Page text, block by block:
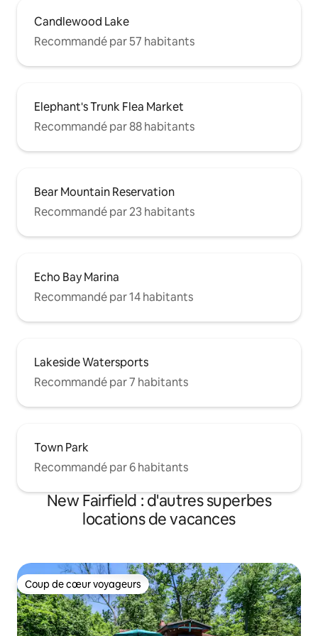
Candlewood Lake
Recommandé par 57 habitants
Elephant's Trunk Flea Market
Recommandé par 88 habitants
Bear Mountain Reservation
Recommandé par 23 habitants
Echo Bay Marina
Recommandé par 14 habitants
Lakeside Watersports
Recommandé par 7 habitants
Town Park
Recommandé par 6 habitants
New Fairfield : d'autres superbes
locations de vacances
Coup de cœur voyageurs
Coup de cœur voyageurs